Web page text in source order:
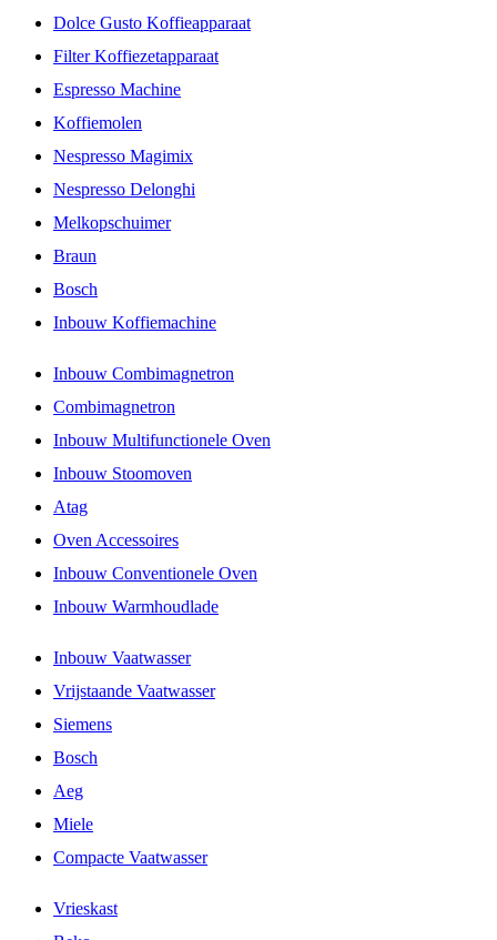
Dolce Gusto Koffieapparaat
Filter Koffiezetapparaat
Espresso Machine
Koffiemolen
Nespresso Magimix
Nespresso Delonghi
Melkopschuimer
Braun
Bosch
Inbouw Koffiemachine
Inbouw Combimagnetron
Combimagnetron
Inbouw Multifunctionele Oven
Inbouw Stoomoven
Atag
Oven Accessoires
Inbouw Conventionele Oven
Inbouw Warmhoudlade
Inbouw Vaatwasser
Vrijstaande Vaatwasser
Siemens
Bosch
Aeg
Miele
Compacte Vaatwasser
Vrieskast